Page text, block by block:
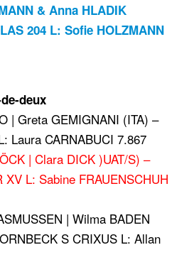
& Anna HLADIK
204 L: Sofie HOLZMANN
deux
| Greta GEMIGNANI (ITA) –
Laura CARNABUCI 7.867
| Clara DICK )UAT/S) –
XV L: Sabine FRAUENSCHUH
| Wilma BADEN
S CRIXUS L: Allan